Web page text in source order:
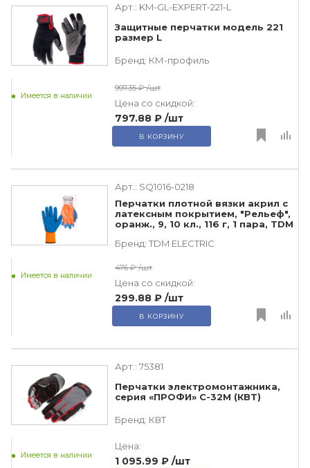
Арт.: KM-GL-EXPERT-221-L
Защитные перчатки модель 221
размер L
Бренд: КМ-профиль
Имеется в наличии
997.35 ₽ /шт
Цена со скидкой:
797.88 ₽ /шт
В КОРЗИНУ
Арт.: SQ1016-0218
Перчатки плотной вязки акрил с
латексным покрытием, "Рельеф",
оранж., 9, 10 кл., 116 г, 1 пара, TDM
Бренд: TDM ЕLECTRIC
Имеется в наличии
476 ₽ /шт
Цена со скидкой:
299.88 ₽ /шт
В КОРЗИНУ
Арт.: 75381
Перчатки электромонтажника,
серия «ПРОФИ» С-32M (КВТ)
Бренд: КВТ
Имеется в наличии
Цена:
1 095.99 ₽ /шт